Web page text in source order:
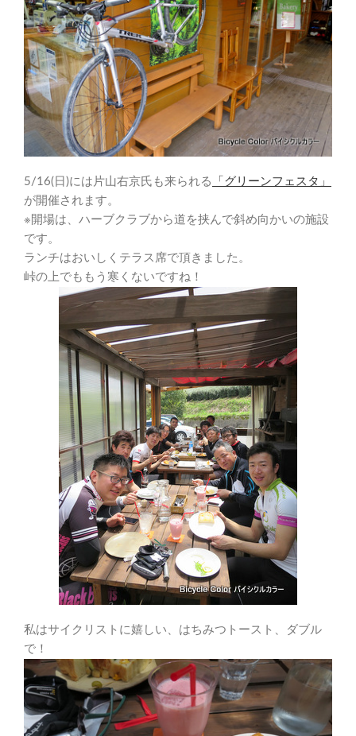
5/16(日)には片山右京氏も来られる
「グリーンフェスタ」
が開催されます。
※開場は、ハーブクラブから道を挟んで斜め向かいの施設
です。
ランチはおいしくテラス席で頂きました。
峠の上でももう寒くないですね！
私はサイクリストに嬉しい、はちみつトースト、ダブル
で！